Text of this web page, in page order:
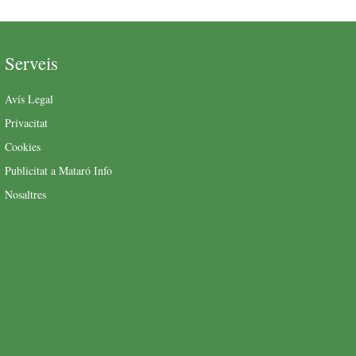
Serveis
Avís Legal
Privacitat
Cookies
Publicitat a Mataró Info
Nosaltres